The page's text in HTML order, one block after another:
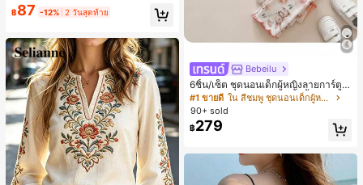
฿87 -12% 2 วันสุดท้าย
Bebeilu
6ชิ้น/เซ็ต ชุดนอนเด็กผู้หญิงลายการ์ตูน
หมีและดอกไม้ คอกลม แขนสั้น กางเกง
ขาสั้น ขอบระบาย สวมใส่สบาย
#1 ขายดี
ใน สีชมพู ชุดนอนเด็กผู้หญิง
90+ sold
฿279